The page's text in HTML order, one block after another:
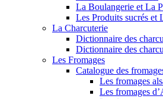
La Boulangerie et La
Les Produits sucrés et
La Charcuterie
Dictionnaire des
Dictionnaire des
Les Fromages
Catalogue des
Les fromages
Les fromages